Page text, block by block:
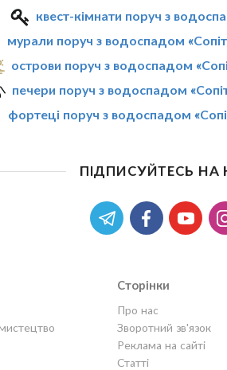
квест-кімнати поруч з
мурали поруч з водоспадом
острови поруч з водоспадом
печери поруч з водоспадом
фортеці поруч з водоспадом
ПІДПИСУЙТЕСЬ НА
Сторінки
Про нас
Зворотний зв'язок
Реклама на сайті
Статті